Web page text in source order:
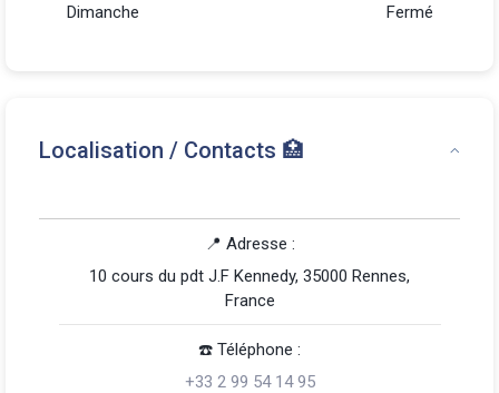
Dimanche Fermé
Localisation / Contacts 🏥
📍 Adresse :
10 cours du pdt J.F Kennedy, 35000 Rennes,
France
☎️️ Téléphone :
+33 2 99 54 14 95